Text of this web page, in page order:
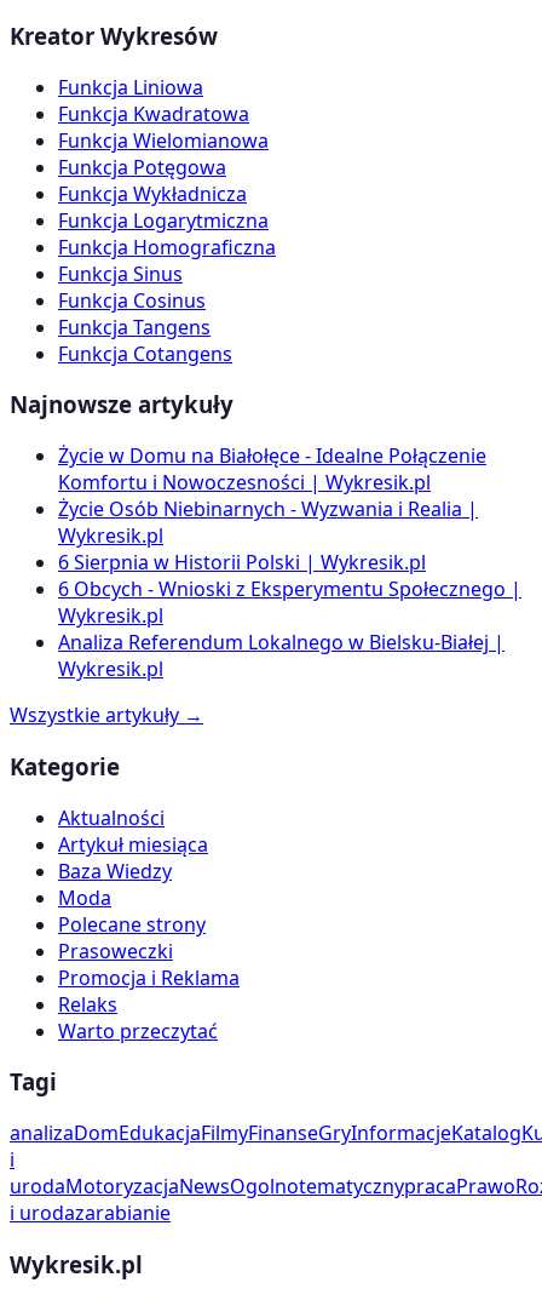
Kreator Wykresów
Funkcja Liniowa
Funkcja Kwadratowa
Funkcja Wielomianowa
Funkcja Potęgowa
Funkcja Wykładnicza
Funkcja Logarytmiczna
Funkcja Homograficzna
Funkcja Sinus
Funkcja Cosinus
Funkcja Tangens
Funkcja Cotangens
Najnowsze artykuły
Życie w Domu na Białołęce - Idealne Połączenie
Komfortu i Nowoczesności | Wykresik.pl
Życie Osób Niebinarnych - Wyzwania i Realia |
Wykresik.pl
6 Sierpnia w Historii Polski | Wykresik.pl
6 Obcych - Wnioski z Eksperymentu Społecznego |
Wykresik.pl
Analiza Referendum Lokalnego w Bielsku-Białej |
Wykresik.pl
Wszystkie artykuły →
Kategorie
Aktualności
Artykuł miesiąca
Baza Wiedzy
Moda
Polecane strony
Prasoweczki
Promocja i Reklama
Relaks
Warto przeczytać
Tagi
analizaDomEdukacjaFilmyFinanseGryInformacjeKatalog
i
urodaMotoryzacjaNewsOgolnotematycznypracaPrawo
i urodazarabianie
Wykresik.pl